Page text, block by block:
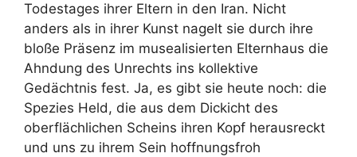
Todestages ihrer Eltern in den Iran. Nicht
anders als in ihrer Kunst nagelt sie durch ihre
bloße Präsenz im musealisierten Elternhaus die
Ahndung des Unrechts ins kollektive
Gedächtnis fest. Ja, es gibt sie heute noch: die
Spezies Held, die aus dem Dickicht des
oberflächlichen Scheins ihren Kopf herausreckt
und uns zu ihrem Sein hoffnungsfroh